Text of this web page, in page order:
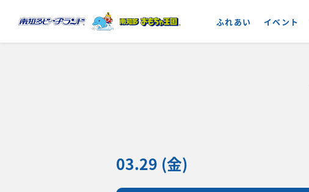
ふれあい イベント
03.29 (金)